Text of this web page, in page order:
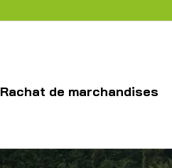
Rachat de marchandises